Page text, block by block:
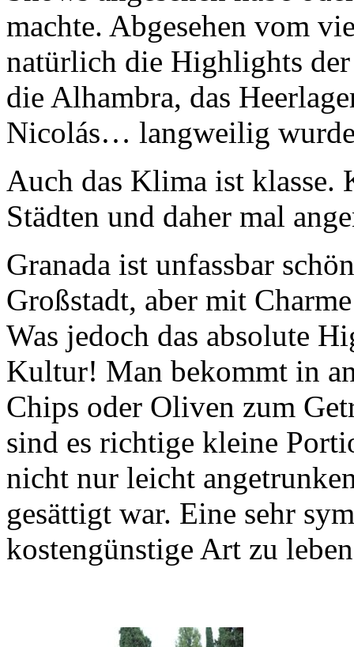
machte. Abgesehen vom
natürlich die Highlights der
die Alhambra, das
Nicolás… langweilig
Auch das Klima ist klasse.
Städten und daher mal
Granada ist unfassbar
Großstadt, aber mit
Was jedoch das absolute
Kultur! Man bekommt in
Chips oder Oliven zum
sind es richtige kleine
nicht nur leicht
gesättigt war. Eine sehr
kostengünstige Art zu